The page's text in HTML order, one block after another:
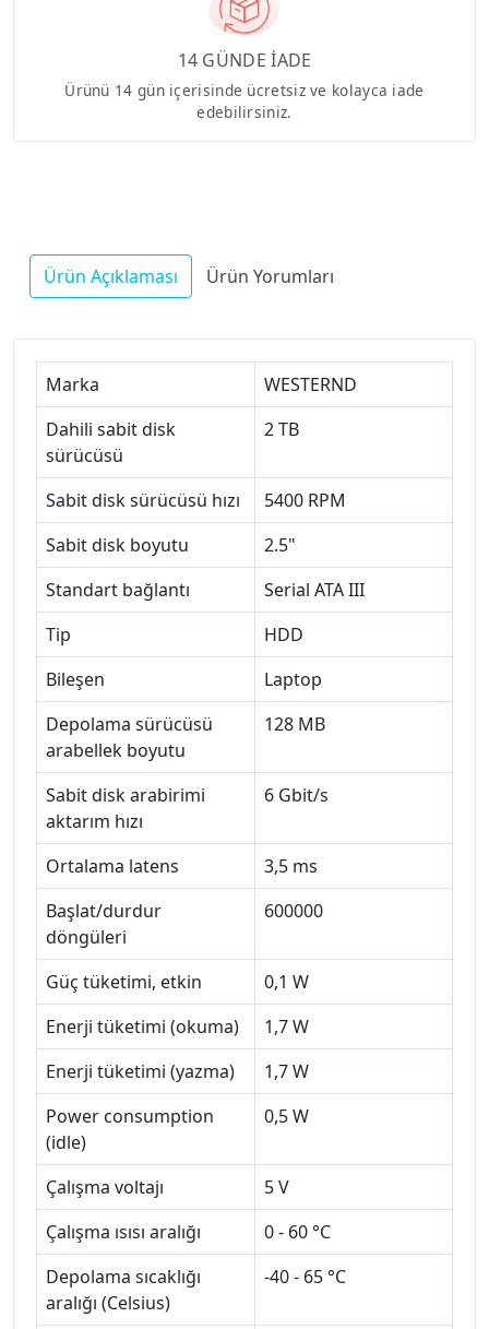
14 GÜNDE İADE
Ürünü 14 gün içerisinde ücretsiz ve kolayca iade
edebilirsiniz.
Ürün Açıklaması Ürün Yorumları
Marka
WESTERND
Dahili sabit disk
sürücüsü
2 TB
Sabit disk sürücüsü hızı
5400 RPM
Sabit disk boyutu
2.5"
Standart bağlantı
Serial ATA III
Tip
HDD
Bileşen
Laptop
Depolama sürücüsü
arabellek boyutu
128 MB
Sabit disk arabirimi
aktarım hızı
6 Gbit/s
Ortalama latens
3,5 ms
Başlat/durdur
döngüleri
600000
Güç tüketimi, etkin
0,1 W
Enerji tüketimi (okuma)
1,7 W
Enerji tüketimi (yazma)
1,7 W
Power consumption
(idle)
0,5 W
Çalışma voltajı
5 V
Çalışma ısısı aralığı
0 - 60 °C
Depolama sıcaklığı
aralığı (Celsius)
-40 - 65 °C